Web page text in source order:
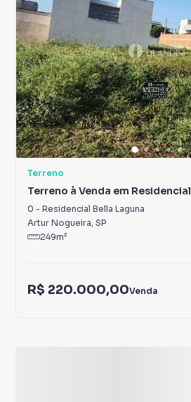
Terreno
Terreno à Venda em
0 - Residencial Bella Laguna
Artur Nogueira, SP
249m²
R$ 220.000,00Venda